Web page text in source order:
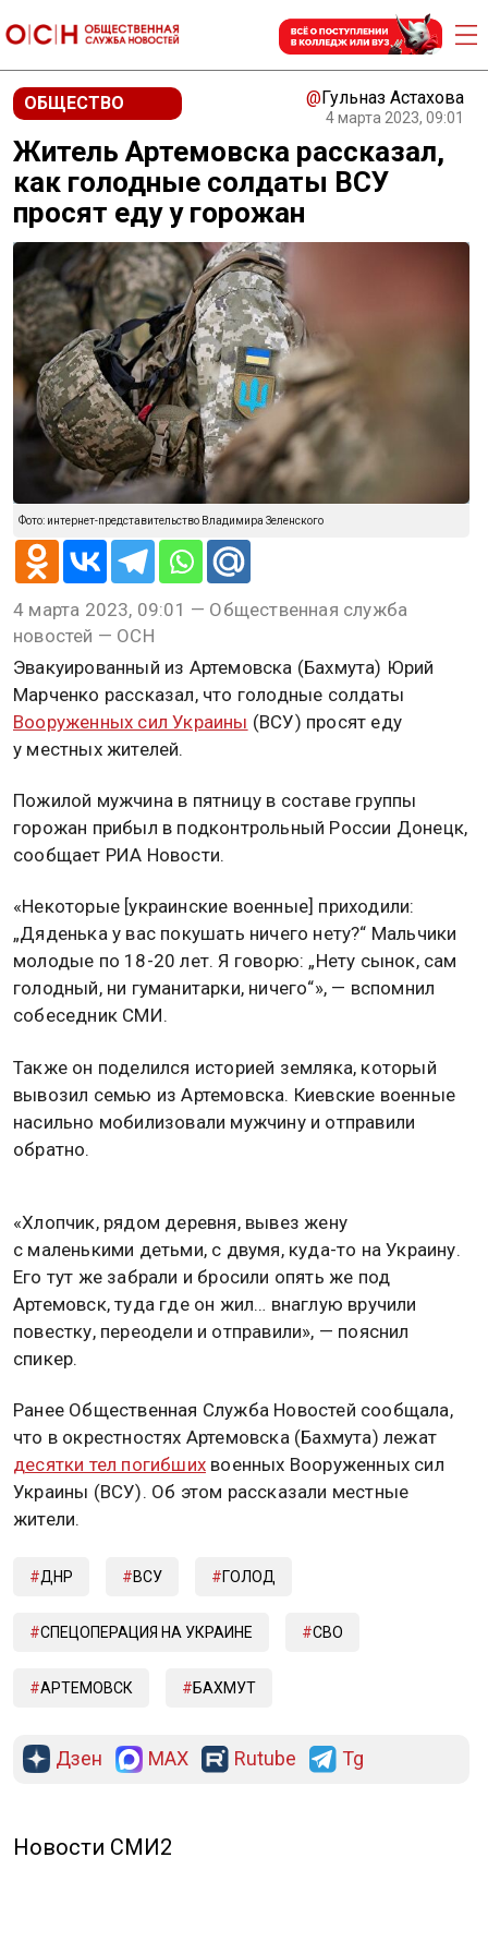
ОБЩЕСТВО @Гульназ Астахова
4 марта 2023, 09:01
Житель Артемовска рассказал,
как голодные солдаты ВСУ
просят еду у горожан
Фото: интернет-представительство Владимира Зеленского
4 марта 2023, 09:01 — Общественная служба
новостей — ОСН
Эвакуированный из Артемовска (Бахмута) Юрий
Марченко рассказал, что голодные солдаты
Вооруженных сил Украины (ВСУ) просят еду
у местных жителей.
Пожилой мужчина в пятницу в составе группы
горожан прибыл в подконтрольный России Донецк,
сообщает РИА Новости.
«Некоторые [украинские военные] приходили:
„Дяденька у вас покушать ничего нету?“ Мальчики
молодые по 18-20 лет. Я говорю: „Нету сынок, сам
голодный, ни гуманитарки, ничего“», — вспомнил
собеседник СМИ.
Также он поделился историей земляка, который
вывозил семью из Артемовска. Киевские военные
насильно мобилизовали мужчину и отправили
обратно.
«Хлопчик, рядом деревня, вывез жену
с маленькими детьми, с двумя, куда-то на Украину.
Его тут же забрали и бросили опять же под
Артемовск, туда где он жил… внаглую вручили
повестку, переодели и отправили», — пояснил
спикер.
Ранее Общественная Служба Новостей сообщала,
что в окрестностях Артемовска (Бахмута) лежат
десятки тел погибших военных Вооруженных сил
Украины (ВСУ). Об этом рассказали местные
жители.
ДНР ВСУ ГОЛОД
СПЕЦОПЕРАЦИЯ НА УКРАИНЕ СВО
АРТЕМОВСК БАХМУТ
Дзен MAX Rutube Tg
Новости СМИ2